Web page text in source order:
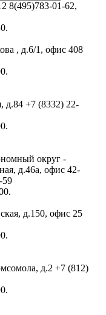
8(495)783-01-62,
, д.6/1, офис 408
д.84 +7 (8332) 22-
округ -
д.46а, офис 42-
59
д.150, офис 25
д.2 +7 (812)